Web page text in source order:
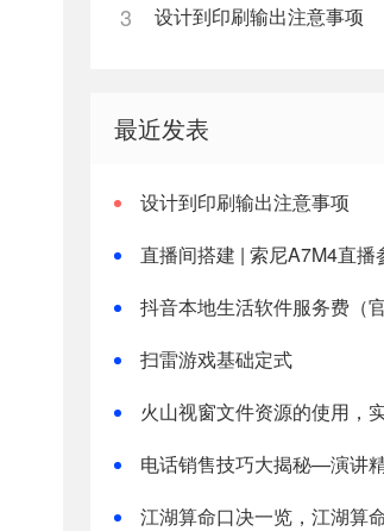
3 设计到印刷输出注意事项
最近发表
设计到印刷输出注意事项
直播间搭建 | 索尼A7M4直播
抖音本地生活软件服务费（
扫雷游戏基础定式
火山视窗文件资源的使用，
电话销售技巧大揭秘—演讲
江湖算命口决一览，江湖算